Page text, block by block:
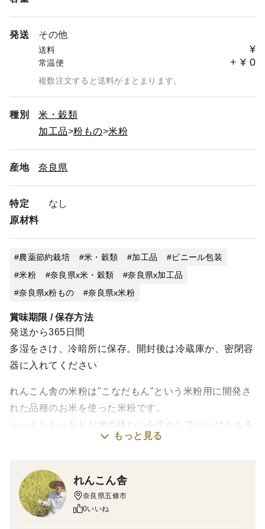
発送 その他
送料 ¥
常温便 + ¥ 0
複数注文すると送料がまとまります。
種別
米・穀類
加工品
粉もの 米粉
産地 奈良県
特定
原材料
なし
農薬節約栽培 米・穀類 加工品
ビニール包装
米粉
奈良県x米・穀類
奈良県x加工品
奈良県x粉もの
奈良県x米粉
賞味期限 / 保存方法
発送から365日間
多湿をさけ、冷暗所に保存。開封後は冷蔵庫か、密閉容
器に入れてください
れんこん舎の米粉は"こなだもん"という米粉用に開発さ
れた品種のお米を使った米粉です。
ふっくらもっちりお米の味わいを生かしてパンはもちろ
ん、お菓子や料理に気軽に使えます。
【製粉詳細】
グルテンフリー、HACCP対応工場にて製粉された湿式
気流粉砕法で製粉された細かく扱いやすい米粉です。
もっと見る
れんこん舎
奈良県五條市
0いいね